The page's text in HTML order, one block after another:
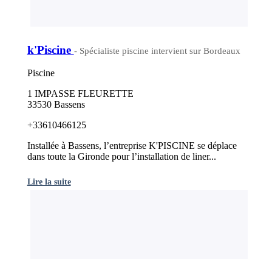
k'Piscine - Spécialiste piscine intervient sur Bordeaux
Piscine
1 IMPASSE FLEURETTE
33530 Bassens
+33610466125
Installée à Bassens, l’entreprise K'PISCINE se déplace
dans toute la Gironde pour l’installation de liner...
Lire la suite